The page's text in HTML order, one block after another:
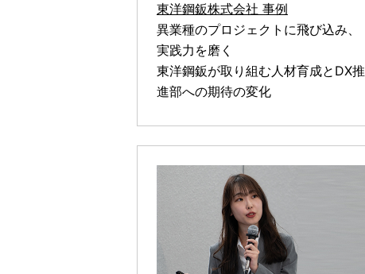
東洋鋼鈑株式会社 事例
異業種のプロジェクトに飛び込み、
実践力を磨く
東洋鋼鈑が取り組む人材育成とDX推
進部への期待の変化